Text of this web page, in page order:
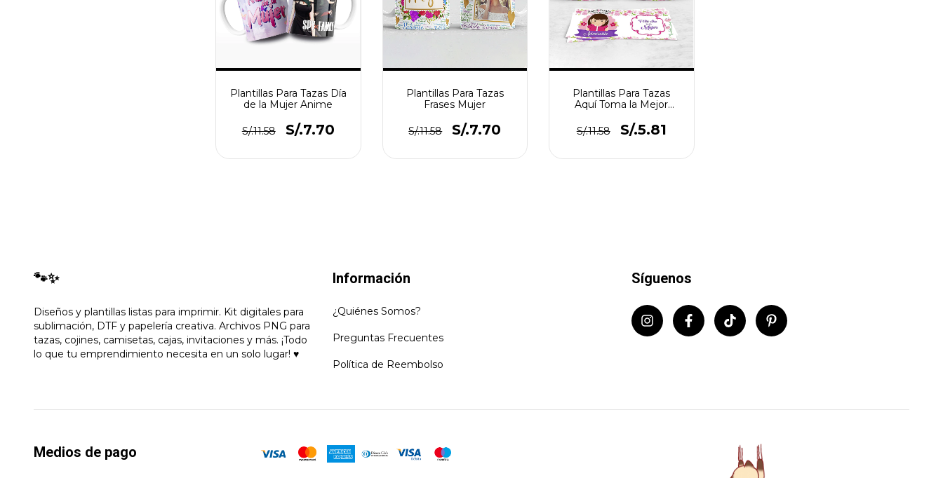
Plantillas Para Tazas Día
de la Mujer Anime
S/.11.58 S/.7.70
Plantillas Para Tazas
Frases Mujer
S/.11.58 S/.7.70
Plantillas Para Tazas
Aquí Toma la Mejor
S/.11.58
S/.5.81
🐾✨
Diseños y plantillas listas para imprimir. Kit digitales para
sublimación, DTF y papelería creativa. Archivos PNG para
tazas, cojines, camisetas, cajas, invitaciones y más. ¡Todo
lo que tu emprendimiento necesita en un solo lugar! ♥
Información
¿Quiénes Somos?
Preguntas Frecuentes
Política de Reembolso
Síguenos
Medios de pago